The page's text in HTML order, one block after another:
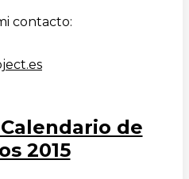
contacto:
de
2015